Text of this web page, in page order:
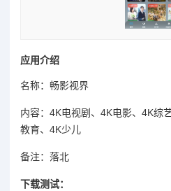
应用介绍
名称：畅影视界
内容：4K电视剧、4K电影、4K综
教育、4K少儿
备注：落北
下载测试：